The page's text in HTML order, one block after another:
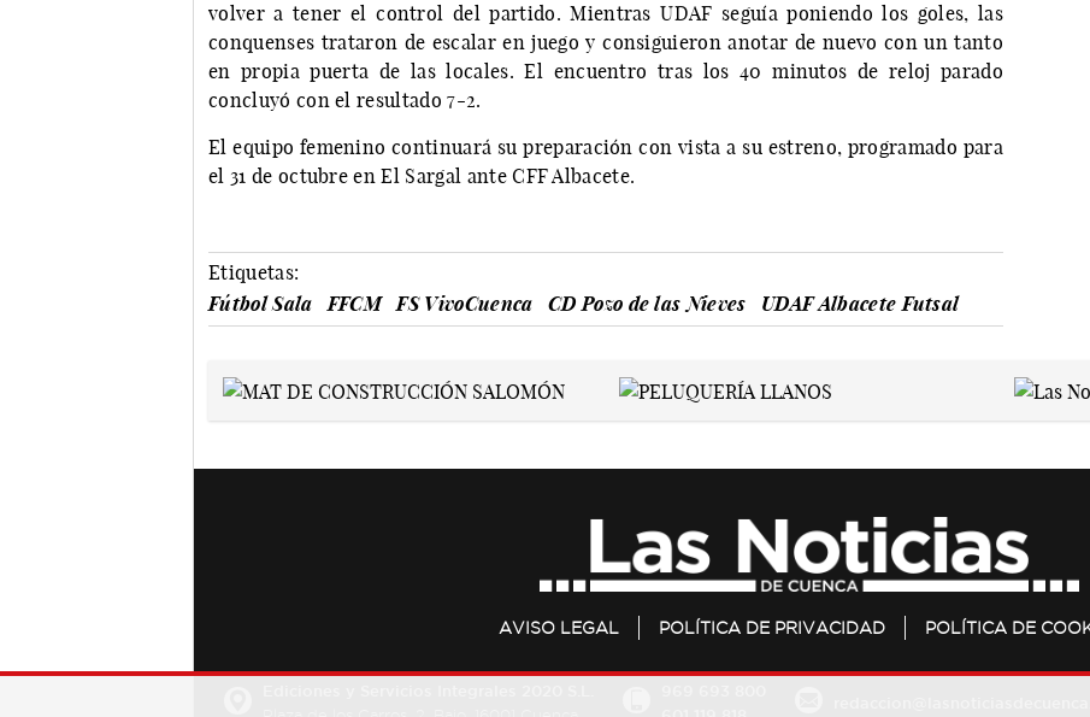
volver a tener el control del partido. Mientras UDAF seguía poniendo los goles, las
conquenses trataron de escalar en juego y consiguieron anotar de nuevo con un tanto
en propia puerta de las locales. El encuentro tras los 40 minutos de reloj parado
concluyó con el resultado 7-2.
El equipo femenino continuará su preparación con vista a su estreno, programado para
el 31 de octubre en El Sargal ante CFF Albacete.
Etiquetas:
Fútbol Sala
FFCM FS VivoCuenca CD Pozo de las Nieves UDAF Albacete Futsal
AVISO LEGAL POLÍTICA DE PRIVACIDAD POLÍTICA DE